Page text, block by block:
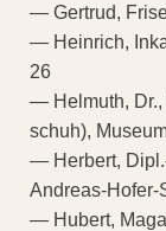
— Gertrud,
— Heinrich,
26
— Helmuth, Dr.,
schuh),
— Herbert,
Andreas-Hofer-
— Hubert,